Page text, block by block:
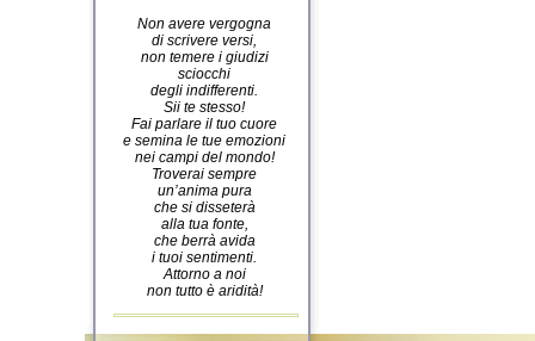
Non avere vergogna
di scrivere versi,
non temere i giudizi
sciocchi
degli indifferenti.
Sii te stesso!
Fai parlare il tuo cuore
e semina le tue emozioni
nei campi del mondo!
Troverai sempre
un’anima pura
che si disseterà
alla tua fonte,
che berrà avida
i tuoi sentimenti.
Attorno a noi
non tutto è aridità!